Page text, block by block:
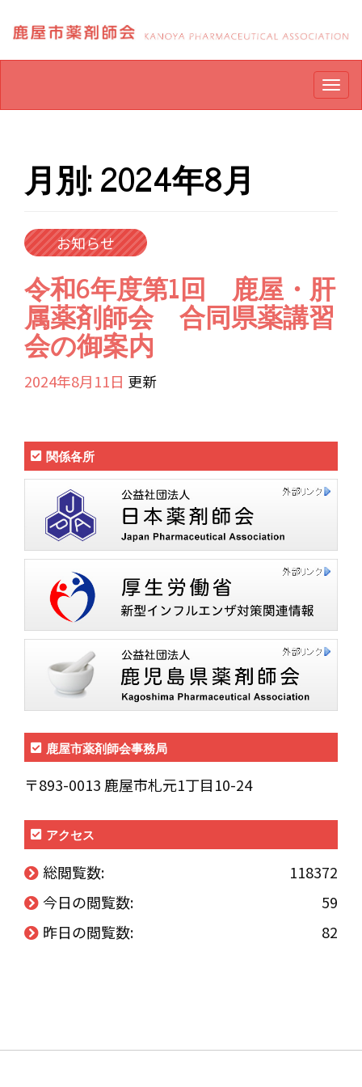
to
content
月別: 2024年8月
お知らせ
令和6年度第1回 鹿屋・肝
属薬剤師会 合同県薬講習
会の御案内
2024年8月11日 更新
関係各所
鹿屋市薬剤師会事務局
〒893-0013 鹿屋市札元1丁目10-24
アクセス
118372
総閲覧数:
59
今日の閲覧数:
82
昨日の閲覧数: